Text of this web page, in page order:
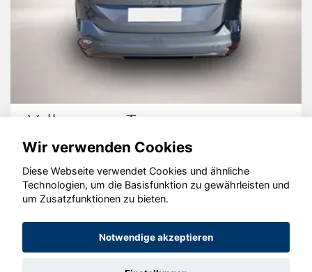
Volkswagen Tiguan
© konjunkturmotor.de GmbH 2020 - 2026
Wir verwenden Cookies
Diese Webseite verwendet Cookies und ähnliche
Technologien, um die Basisfunktion zu gewährleisten und
um Zusatzfunktionen zu bieten.
Notwendige akzeptieren